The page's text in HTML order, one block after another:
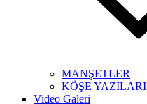
MANŞETLER
KÖŞE YAZILARI
Video Galeri